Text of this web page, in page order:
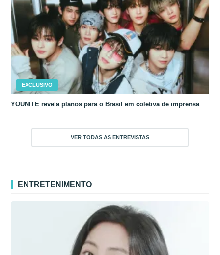
EXCLUSIVO
YOUNITE revela planos para o Brasil em coletiva de imprensa
VER TODAS AS ENTREVISTAS
ENTRETENIMENTO